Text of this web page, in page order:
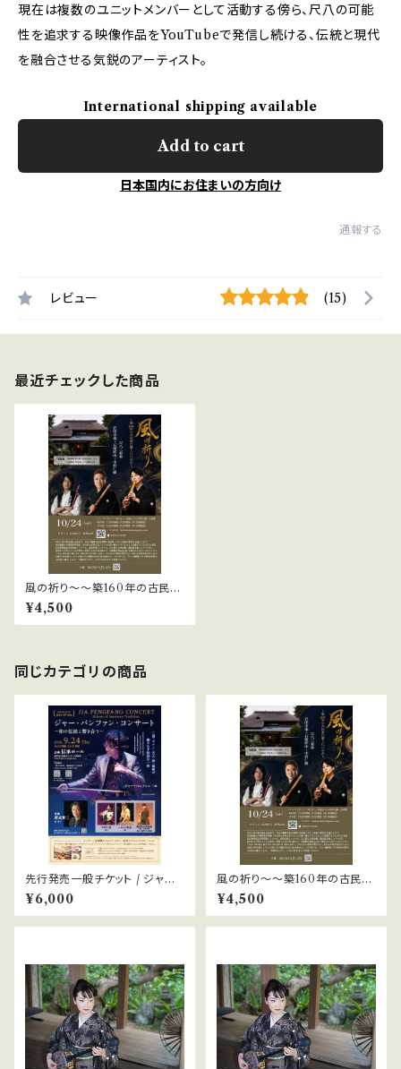
現在は複数のユニットメンバーとして活動する傍ら、尺八の可能
性を追求する映像作品をYouTubeで発信し続ける、伝統と現代
を融合させる気鋭のアーティスト。
International shipping available
Add to cart
日本国内にお住まいの方向け
通報する
レビュー (15)
最近チェックした商品
風の祈り〜〜築160年の古民家
に響く尺八の音〜 / 夕の宴
¥4,500
同じカテゴリの商品
先行発売一般チケット / ジャー・
パンファン・コンサート 〜和の
伝統と響き合う 一般チケット
¥6,000
風の祈り〜〜築160年の古民家
に響く尺八の音〜 / 昼の宴
¥4,500